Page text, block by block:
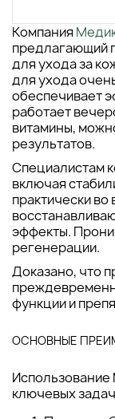
Компания
предлагающий
для ухода за
для ухода
обеспечивает
работает
витамины,
результатов.
Специалистам
включая
практически
эффекты.
регенерации.
Доказано, что
функции и
ОСНОВНЫЕ
ключевых